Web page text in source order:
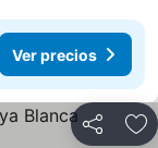
Ver precios
Compartir